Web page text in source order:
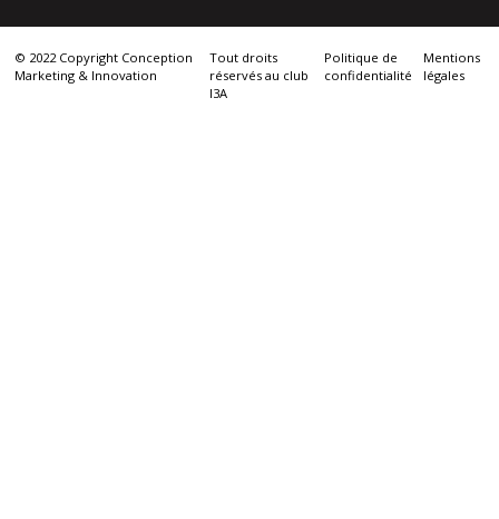
© 2022 Copyright Conception
Marketing & Innovation
Tout droits
réservés au club
I3A
Politique de
confidentialité
Mentions
légales